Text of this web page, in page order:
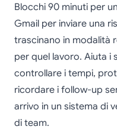
Blocchi 90 minuti per
Gmail per inviare una
trascinano in modalità
per quel lavoro. Aiuta i
controllare i tempi,
ricordare i follow-up
arrivo in un sistema di
di team.